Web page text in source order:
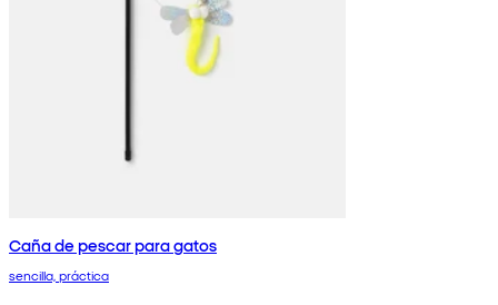
Caña de pescar para gatos
sencilla, práctica